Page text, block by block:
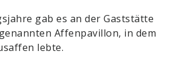
gab es an der Gaststätte
Affenpavillon, in dem
lebte.